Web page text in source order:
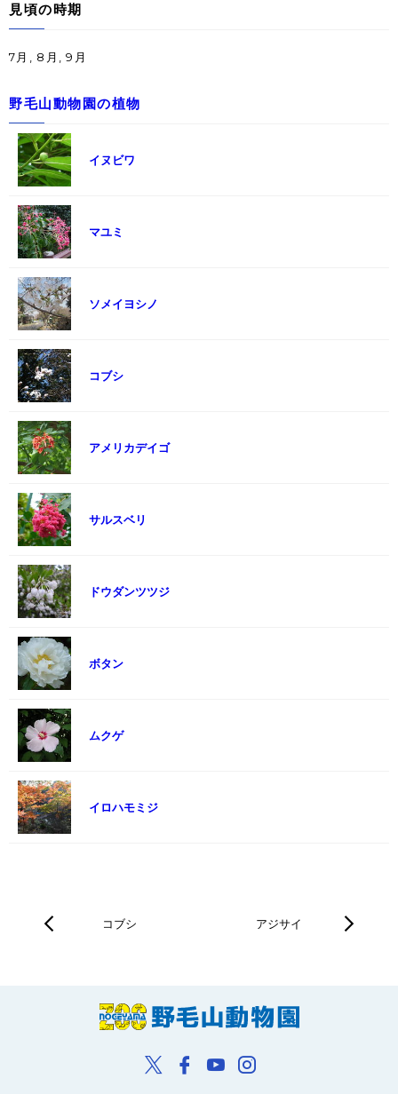
見頃の時期
7月, 8月, 9月
野毛山動物園の植物
イヌビワ
マユミ
ソメイヨシノ
コブシ
アメリカデイゴ
サルスベリ
ドウダンツツジ
ボタン
ムクゲ
イロハモミジ
コブシ アジサイ